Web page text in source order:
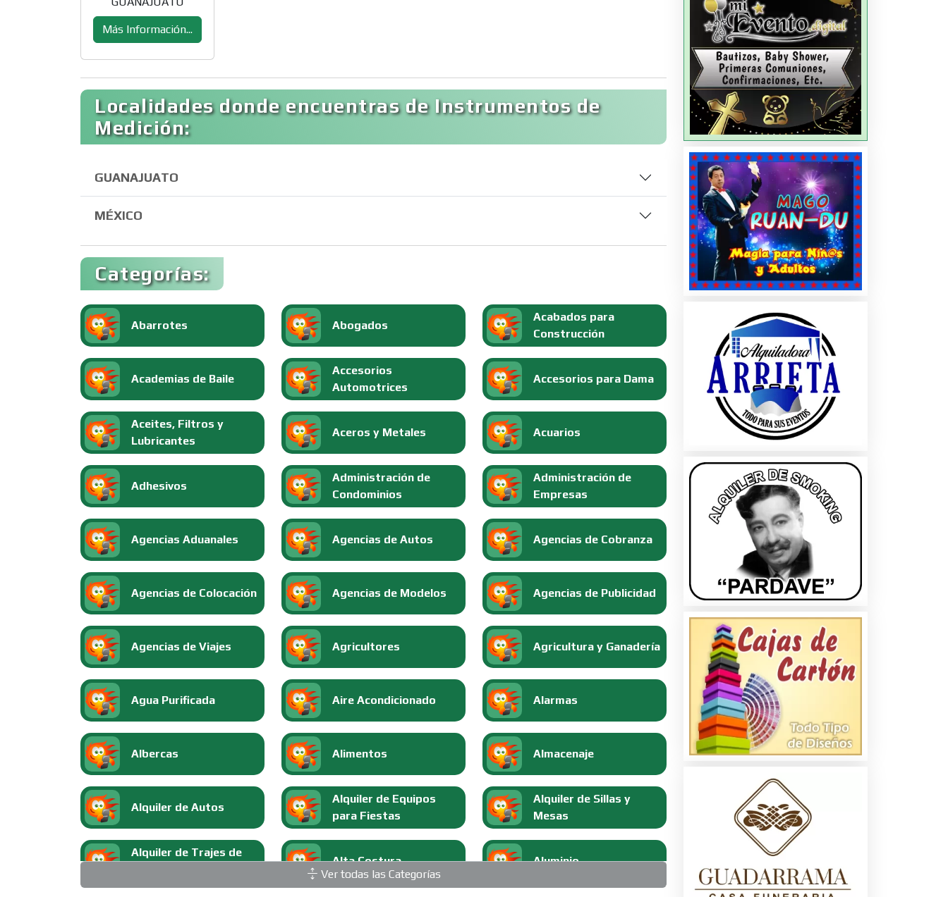
Más Información...
Localidades donde encuentras de Instrumentos de
Medición:
GUANAJUATO
MÉXICO
Categorías:
Abarrotes Abogados
Acabados para
Construcción
Academias de Baile
Accesorios
Automotrices
Accesorios para Dama
Aceites, Filtros y
Lubricantes
Aceros y Metales Acuarios
Adhesivos
Administración de
Condominios
Administración de
Empresas
Agencias Aduanales Agencias de Autos Agencias de Cobranza
Agencias de Colocación Agencias de Modelos Agencias de Publicidad
Agencias de Viajes Agricultores Agricultura y Ganadería
Agua Purificada Aire Acondicionado Alarmas
Albercas Alimentos Almacenaje
Alquiler de Autos
Alquiler de Equipos
para Fiestas
Alquiler de Sillas y
Mesas
Alquiler de Trajes de
Alta Costura Aluminio
Ver todas las Categorías